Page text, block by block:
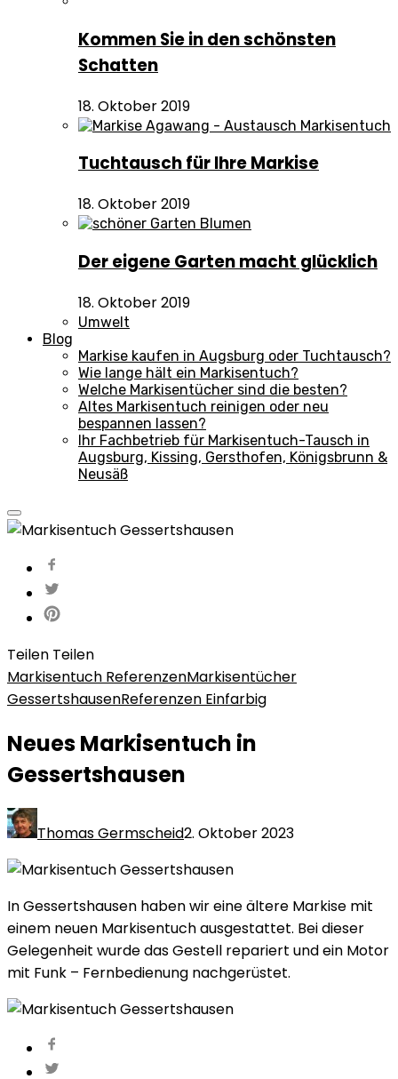
Kommen Sie in den schönsten
Schatten
18. Oktober 2019
Tuchtausch für Ihre Markise
18. Oktober 2019
Der eigene Garten macht glücklich
18. Oktober 2019
Umwelt
Blog
Markise kaufen in Augsburg oder Tuchtausch?
Wie lange hält ein Markisentuch?
Welche Markisentücher sind die besten?
Altes Markisentuch reinigen oder neu
bespannen lassen?
Ihr Fachbetrieb für Markisentuch-Tausch in
Augsburg, Kissing, Gersthofen, Königsbrunn &
Neusäß
Teilen Teilen
Markisentuch ReferenzenMarkisentücher
GessertshausenReferenzen Einfarbig
Neues Markisentuch in
Gessertshausen
Thomas Germscheid2. Oktober 2023
In Gessertshausen haben wir eine ältere Markise mit
einem neuen Markisentuch ausgestattet. Bei dieser
Gelegenheit wurde das Gestell repariert und ein Motor
mit Funk – Fernbedienung nachgerüstet.